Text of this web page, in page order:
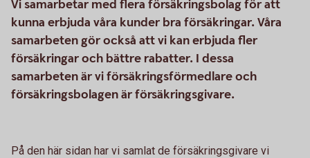
Vi samarbetar med flera försäkringsbolag för att
kunna erbjuda våra kunder bra försäkringar. Våra
samarbeten gör också att vi kan erbjuda fler
försäkringar och bättre rabatter. I dessa
samarbeten är vi försäkringsförmedlare och
försäkringsbolagen är försäkringsgivare.
På den här sidan har vi samlat de försäkringsgivare vi